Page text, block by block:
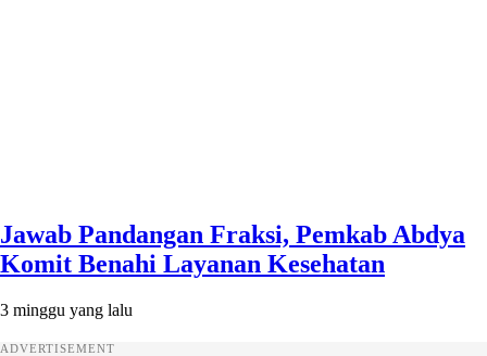
Jawab Pandangan Fraksi, Pemkab Abdya
Komit Benahi Layanan Kesehatan
3 minggu yang lalu
ADVERTISEMENT